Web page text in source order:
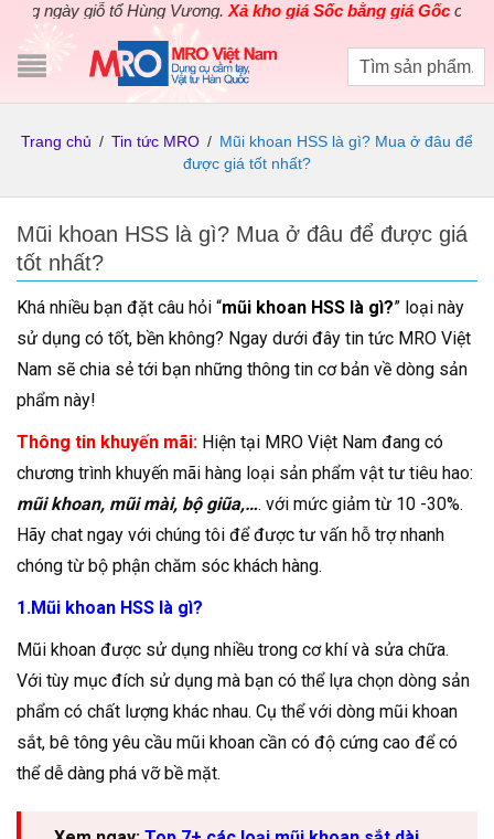
giỗ tổ Hùng Vương.Xả kho giá Sốc bằng giá Gốc cho các sản
Trang chủ / Tin tức MRO / Mũi khoan HSS là gì? Mua ở đâu để
được giá tốt nhất?
Mũi khoan HSS là gì? Mua ở đâu để được giá
tốt nhất?
Khá nhiều bạn đặt câu hỏi “mũi khoan HSS là gì?” loại này
sử dụng có tốt, bền không? Ngay dưới đây tin tức MRO Việt
Nam sẽ chia sẻ tới bạn những thông tin cơ bản về dòng sản
phẩm này!
Thông tin khuyến mãi: Hiện tại MRO Việt Nam đang có
chương trình khuyến mãi hàng loại sản phẩm vật tư tiêu hao:
mũi khoan, mũi mài, bộ giũa,…. với mức giảm từ 10 -30%.
Hãy chat ngay với chúng tôi để được tư vấn hỗ trợ nhanh
chóng từ bộ phận chăm sóc khách hàng.
1.Mũi khoan HSS là gì?
Mũi khoan được sử dụng nhiều trong cơ khí và sửa chữa.
Với tùy mục đích sử dụng mà bạn có thể lựa chọn dòng sản
phẩm có chất lượng khác nhau. Cụ thể với dòng mũi khoan
sắt, bê tông yêu cầu mũi khoan cần có độ cứng cao để có
thể dễ dàng phá vỡ bề mặt.